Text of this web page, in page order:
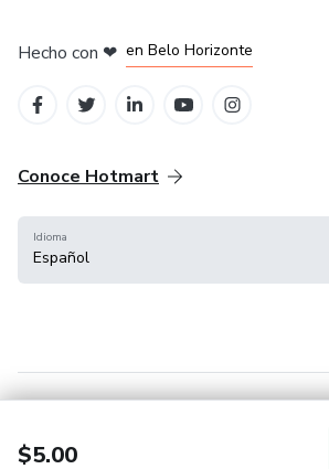
$5.00
Hecho con ❤ en Belo Horizonte
Conoce Hotmart
Idioma
Español